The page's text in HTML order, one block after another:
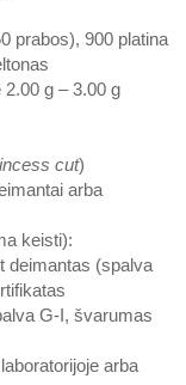
prabos), 900 platina
g – 3.00 g
cut)
arba
keisti):
deimantas (spalva
G-I, švarumas
arba